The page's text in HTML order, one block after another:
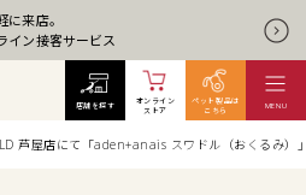
来店。
イン接客サービス
芦屋店にて「aden+anais スワドル（おくるみ）
店舗を探す
オンライン
ストア
ペット製品は
こちら
MENU